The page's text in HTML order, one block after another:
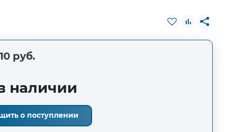
руб.
наличии
о поступлении